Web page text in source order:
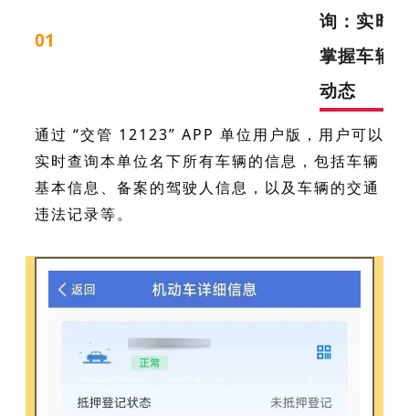
01
询：实时
掌握车辆
动态
通过 “交管 12123” APP 单位用户版，用户可以
实时查询本单位名下所有车辆的信息，包括车辆
基本信息、备案的驾驶人信息，以及车辆的交通
违法记录等。